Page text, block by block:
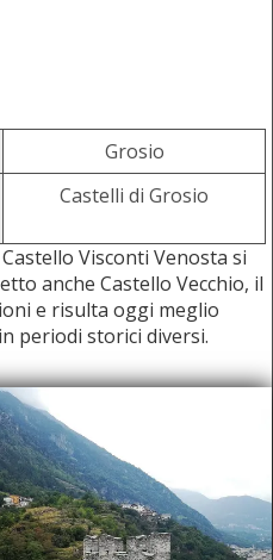
Grosio
Castelli di Grosio
Visconti Venosta si
anche Castello Vecchio, il
e risulta oggi meglio
periodi storici diversi.